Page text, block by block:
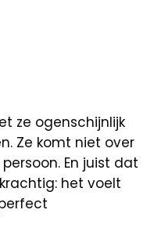
ze ogenschijnlijk
Ze komt niet over
En juist dat
het voelt